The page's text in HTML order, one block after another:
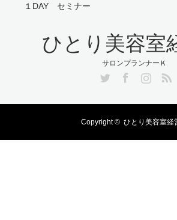
１DAY セミナー
ひとり美容室
サロンプランナーＫ
Copyright © ひとり美容室経